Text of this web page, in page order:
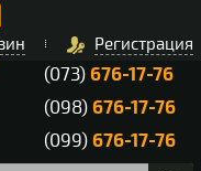
Регистрация
(073)676-17-76
(098)676-17-76
(099)676-17-76